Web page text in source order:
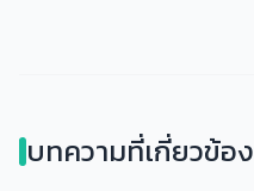
บทความที่เกี่ยวข้อง